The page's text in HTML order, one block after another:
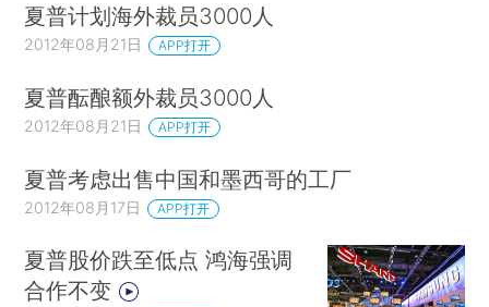
夏普计划海外裁员3000人
2012年08月21日 APP打开
夏普酝酿额外裁员3000人
2012年08月21日 APP打开
夏普考虑出售中国和墨西哥的工厂
2012年08月17日 APP打开
夏普股价跌至低点 鸿海强调
合作不变